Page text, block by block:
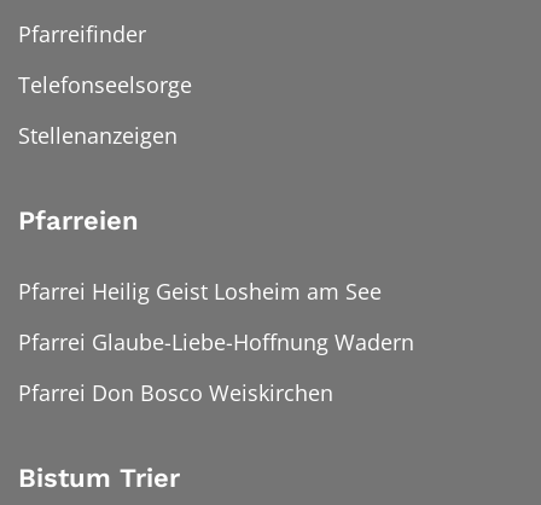
Pfarreifinder
Telefonseelsorge
Stellenanzeigen
Pfarreien
Pfarrei Heilig Geist Losheim am See
Pfarrei Glaube-Liebe-Hoffnung Wadern
Pfarrei Don Bosco Weiskirchen
Bistum Trier